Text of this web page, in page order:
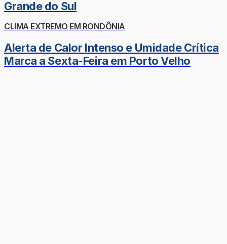
Grande do Sul
CLIMA EXTREMO EM RONDÔNIA
Alerta de Calor Intenso e Umidade Crítica
Marca a Sexta-Feira em Porto Velho